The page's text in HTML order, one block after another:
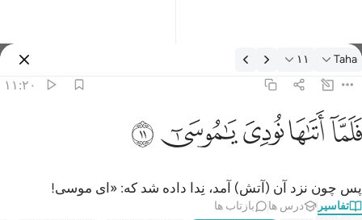
تفسیر: Taha ۱۱:۲۰
Taha ۱۱
۱۱:۲۰
فلما اتاها نودي يا موسى ١١
فَلَمَّآ أَتَىٰهَا نُودِىَ يَـٰمُوسَىٰٓ ١١
ﲵﲶﲷﲸﲹ
پس چون نزد آن (آتش) آمد، نِدا داده شد که: «ای موسی!
تفاسیر درس ها بازتاب ها